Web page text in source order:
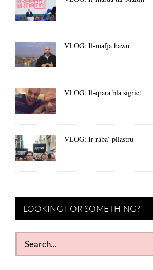
VLOG: Il-mafja hawn
VLOG: Il-qrara bla sigriet
VLOG: Ir-raba’ pilastru
LOOKING FOR SOMETHING?
Search
for: